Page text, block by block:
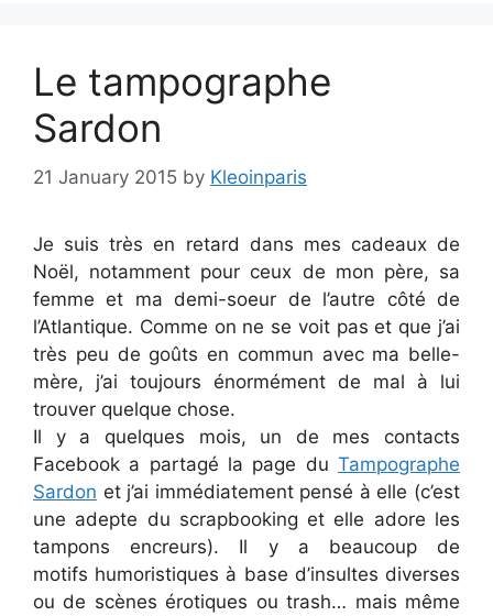
Le tampographe
Sardon
21 January 2015 by Kleoinparis
Je suis très en retard dans mes cadeaux de
Noël, notamment pour ceux de mon père, sa
femme et ma demi-soeur de l’autre côté de
l’Atlantique. Comme on ne se voit pas et que j’ai
très peu de goûts en commun avec ma belle-
mère, j’ai toujours énormément de mal à lui
trouver quelque chose.
Il y a quelques mois, un de mes contacts
Facebook a partagé la page du Tampographe
Sardon et j’ai immédiatement pensé à elle (c’est
une adepte du scrapbooking et elle adore les
tampons encreurs). Il y a beaucoup de
motifs humoristiques à base d’insultes diverses
ou de scènes érotiques ou trash… mais même